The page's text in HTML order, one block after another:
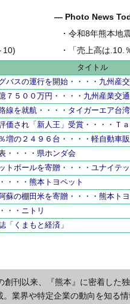
― Photo News
・令和8年熊本地
・
「売上高は.10.％増の
10)
タイトル
バスの運行を開始・・・・九州産
７５００万円・・・・九州産業交
線を就航・・・・タイガーエア台湾
価され「新人王」受賞・・・・Ｔ
増の２４９６台・・・・軽自動車
・・・・県ホンダ会
トボールを寄贈・・・・ユナイテ
・・・熊本トヨペット
蘇の棚田米を寄贈・・・・熊本ト
・・ニトリ
くまもと経済」
創刊以来、『熊本』に密着し
業界や特定企業の動向を知る